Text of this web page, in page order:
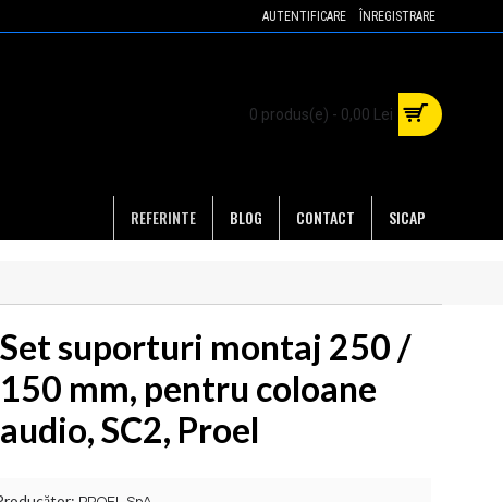
AUTENTIFICARE ÎNREGISTRARE
0 produs(e) - 0,00 Lei
SICAP
CONTACT
BLOG
REFERINTE
Set suporturi montaj 250 /
150 mm, pentru coloane
audio, SC2, Proel